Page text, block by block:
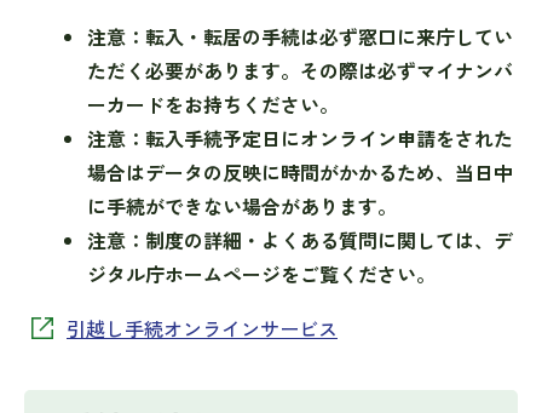
注意：転入・転居の手続は必ず窓口に来庁してい
ただく必要があります。その際は必ずマイナンバ
ーカードをお持ちください。
注意：転入手続予定日にオンライン申請をされた
場合はデータの反映に時間がかかるため、当日中
に手続ができない場合があります。
注意：制度の詳細・よくある質問に関しては、デ
ジタル庁ホームページをご覧ください。
引越し手続オンラインサービス